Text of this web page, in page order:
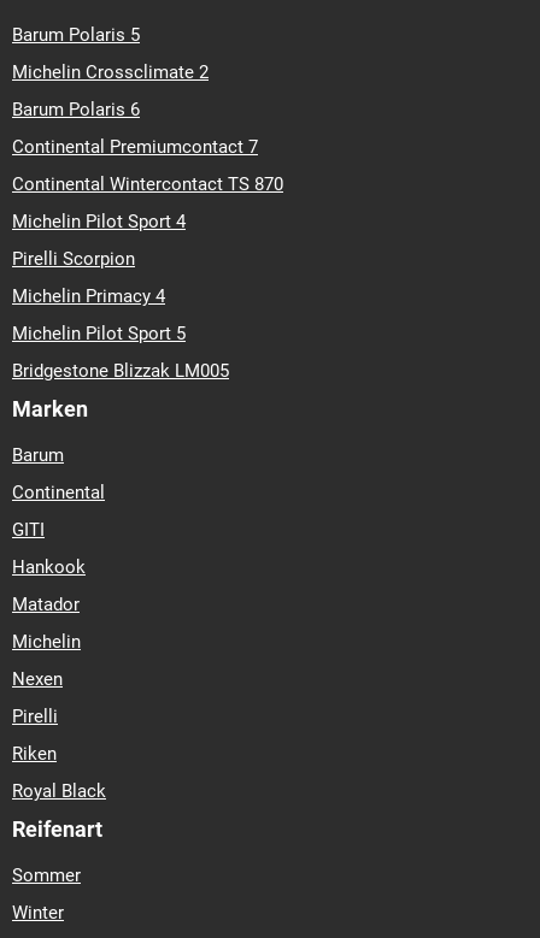
Barum Polaris 5
Michelin Crossclimate 2
Barum Polaris 6
Continental Premiumcontact 7
Continental Wintercontact TS 870
Michelin Pilot Sport 4
Pirelli Scorpion
Michelin Primacy 4
Michelin Pilot Sport 5
Bridgestone Blizzak LM005
Marken
Barum
Continental
GITI
Hankook
Matador
Michelin
Nexen
Pirelli
Riken
Royal Black
Reifenart
Sommer
Winter